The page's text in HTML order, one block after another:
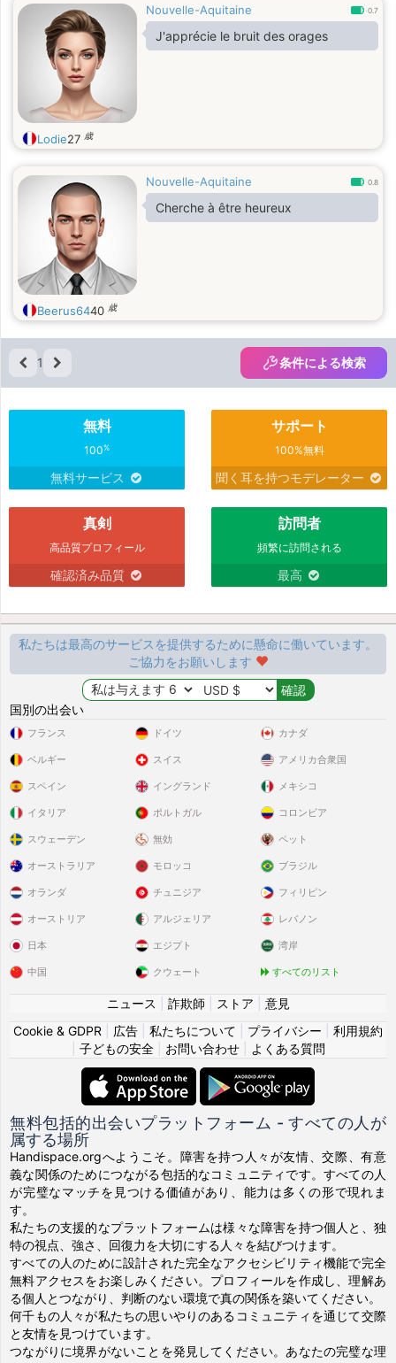
Nouvelle-Aquitaine 0.7
J'apprécie le bruit des orages
Lodie27 歳
Nouvelle-Aquitaine 0.8
Cherche à être heureux
Beerus6440 歳
1 条件による検索
無料
100%
無料サービス
サポート
100%無料
聞く耳を持つモデレーター
真剣
高品質プロフィール
確認済み品質
訪問者
頻繁に訪問される
最高
私たちは最高のサービスを提供するために懸命に働いています。
ご協力をお願いします
国別の出会い
フランス
ベルギー
スペイン
イタリア
スウェーデン
ドイツ
スイス
イングランド
ポルトガル
無効
カナダ
アメリカ合衆国
メキシコ
コロンビア
ペット
オーストラリア
オランダ
オーストリア
日本
中国
モロッコ
チュニジア
アルジェリア
エジプト
クウェート
ブラジル
フィリピン
レバノン
湾岸
すべてのリスト
ニュース 詐欺師 ストア
意見
Cookie & GDPR
広告 私たちについて プライバシー
利用規約
子どもの安全| お問い合わせ| よくある質問
無料包括的出会いプラットフォーム - すべての人が
属する場所
Handispace.orgへようこそ。障害を持つ人々が友情、交際、有意
義な関係のためにつながる包括的なコミュニティです。すべての人
が完璧なマッチを見つける価値があり、能力は多くの形で現れま
す。
私たちの支援的なプラットフォームは様々な障害を持つ個人と、独
特の視点、強さ、回復力を大切にする人々を結びつけます。
すべての人のために設計された完全なアクセシビリティ機能で完全
無料アクセスをお楽しみください。プロフィールを作成し、理解あ
る個人とつながり、判断のない環境で真の関係を築いてください。
何千もの人々が私たちの思いやりのあるコミュニティを通じて交際
と友情を見つけています。
つながりに境界がないことを発見してください。あなたの完璧な理